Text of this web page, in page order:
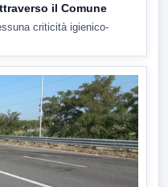
il Comune
criticità igienico-